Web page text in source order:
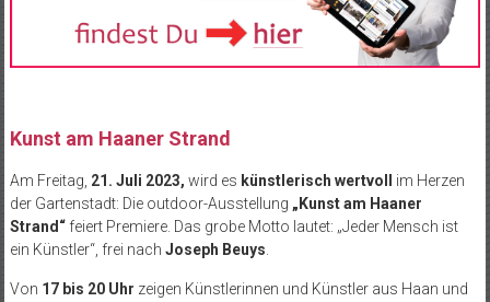
Kunst am Haaner Strand
Am Freitag, 21. Juli 2023, wird es künstlerisch wertvoll
im Herzen
der Gartenstadt: Die outdoor-Ausstellung „Kunst am Haaner
Strand“feiert Premiere. Das grobe Motto lautet: „Jeder Mensch ist
ein Künstler“, frei nach Joseph Beuys
Von 17 bis 20 Uhr zeigen Künstlerinnen und Künstler aus Haan und